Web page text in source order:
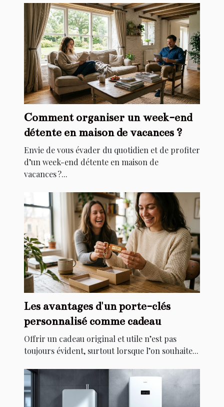
Comment organiser un week-end
détente en maison de vacances ?
Envie de vous évader du quotidien et de profiter
d’un week-end détente en maison de
vacances ?...
Les avantages d'un porte-clés
personnalisé comme cadeau
Offrir un cadeau original et utile n’est pas
toujours évident, surtout lorsque l’on souhaite...